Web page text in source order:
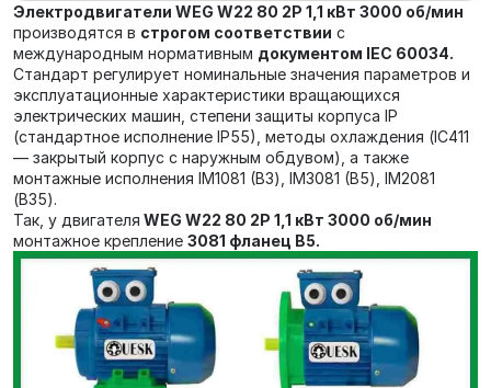
Электродвигатели WEG W22 80 2P 1,1 кВт 3000 об/мин
производятся в строгом соответствии с
международным нормативным документом IEC 60034.
Стандарт регулирует номинальные значения параметров и
эксплуатационные характеристики вращающихся
электрических машин, степени защиты корпуса IP
(стандартное исполнение IP55), методы охлаждения (IC411
— закрытый корпус с наружным обдувом), а также
монтажные исполнения IM1081 (В3), IM3081 (В5), IM2081
(В35).
Так, у двигателя WEG W22 80 2P 1,1 кВт 3000 об/мин
монтажное крепление 3081 фланец В5.